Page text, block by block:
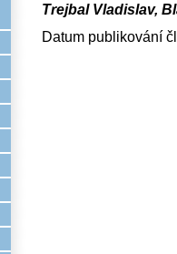
Trejbal Vladislav,
Datum publikování